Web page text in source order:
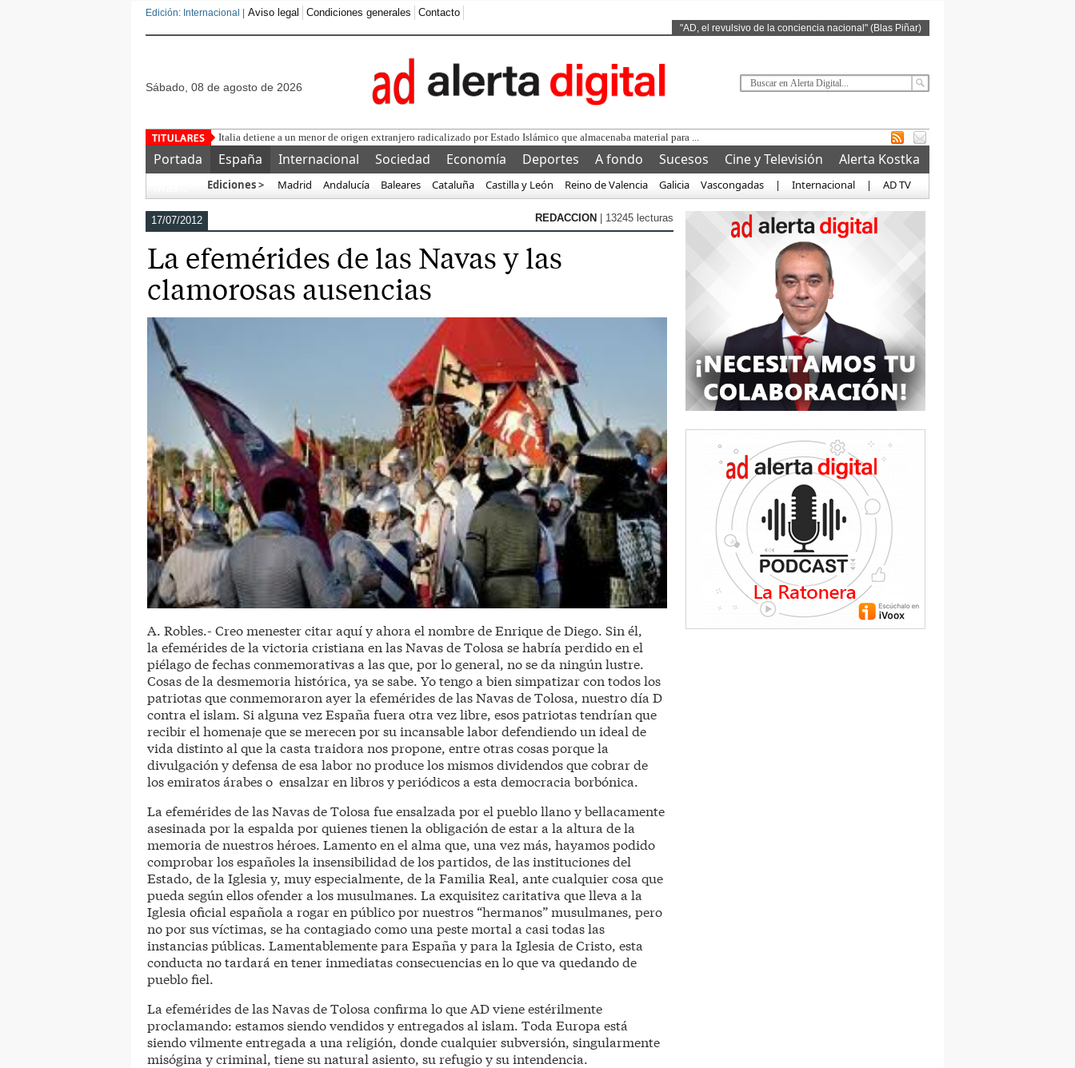
Edición: Internacional | Aviso legal Condiciones generales Contacto
"AD, el revulsivo de la conciencia nacional" (Blas Piñar)
sábado, 08 de agosto de 2026
Una asociación m
Portada España Internacional Sociedad Economía Deportes A fondo Sucesos Cine y Televisión
Alerta Kostka
Ediciones > Madrid Andalucía Baleares Cataluña Castilla y León Reino de Valencia Galicia Vascongadas | Internacional | AD TV
17/07/2012 REDACCION | 13245 lecturas
La efemérides de las Navas y las
clamorosas ausencias
A. Robles.- Creo menester citar aquí y ahora el nombre de Enrique de Diego. Sin él,
la efemérides de la victoria cristiana en las Navas de Tolosa se habría perdido en el
piélago de fechas conmemorativas a las que, por lo general, no se da ningún lustre.
Cosas de la desmemoria histórica, ya se sabe. Yo tengo a bien simpatizar con todos los
patriotas que conmemoraron ayer la efemérides de las Navas de Tolosa, nuestro día D
contra el islam. Si alguna vez España fuera otra vez libre, esos patriotas tendrían que
recibir el homenaje que se merecen por su incansable labor defendiendo un ideal de
vida distinto al que la casta traidora nos propone, entre otras cosas porque la
divulgación y defensa de esa labor no produce los mismos dividendos que cobrar de
los emiratos árabes o ensalzar en libros y periódicos a esta democracia borbónica.
La efemérides de las Navas de Tolosa fue ensalzada por el pueblo llano y bellacamente
asesinada por la espalda por quienes tienen la obligación de estar a la altura de la
memoria de nuestros héroes. Lamento en el alma que, una vez más, hayamos podido
comprobar los españoles la insensibilidad de los partidos, de las instituciones del
Estado, de la Iglesia y, muy especialmente, de la Familia Real, ante cualquier cosa que
pueda según ellos ofender a los musulmanes. La exquisitez caritativa que lleva a la
Iglesia oficial española a rogar en público por nuestros “hermanos” musulmanes, pero
no por sus víctimas, se ha contagiado como una peste mortal a casi todas las
instancias públicas. Lamentablemente para España y para la Iglesia de Cristo, esta
conducta no tardará en tener inmediatas consecuencias en lo que va quedando de
pueblo fiel.
La efemérides de las Navas de Tolosa confirma lo que AD viene estérilmente
proclamando: estamos siendo vendidos y entregados al islam. Toda Europa está
siendo vilmente entregada a una religión, donde cualquier subversión, singularmente
misógina y criminal, tiene su natural asiento, su refugio y su intendencia.